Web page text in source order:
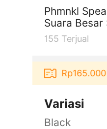
Phmnkl
Suara
155 Terjual
Rp165.000 lagi
Variasi
Black